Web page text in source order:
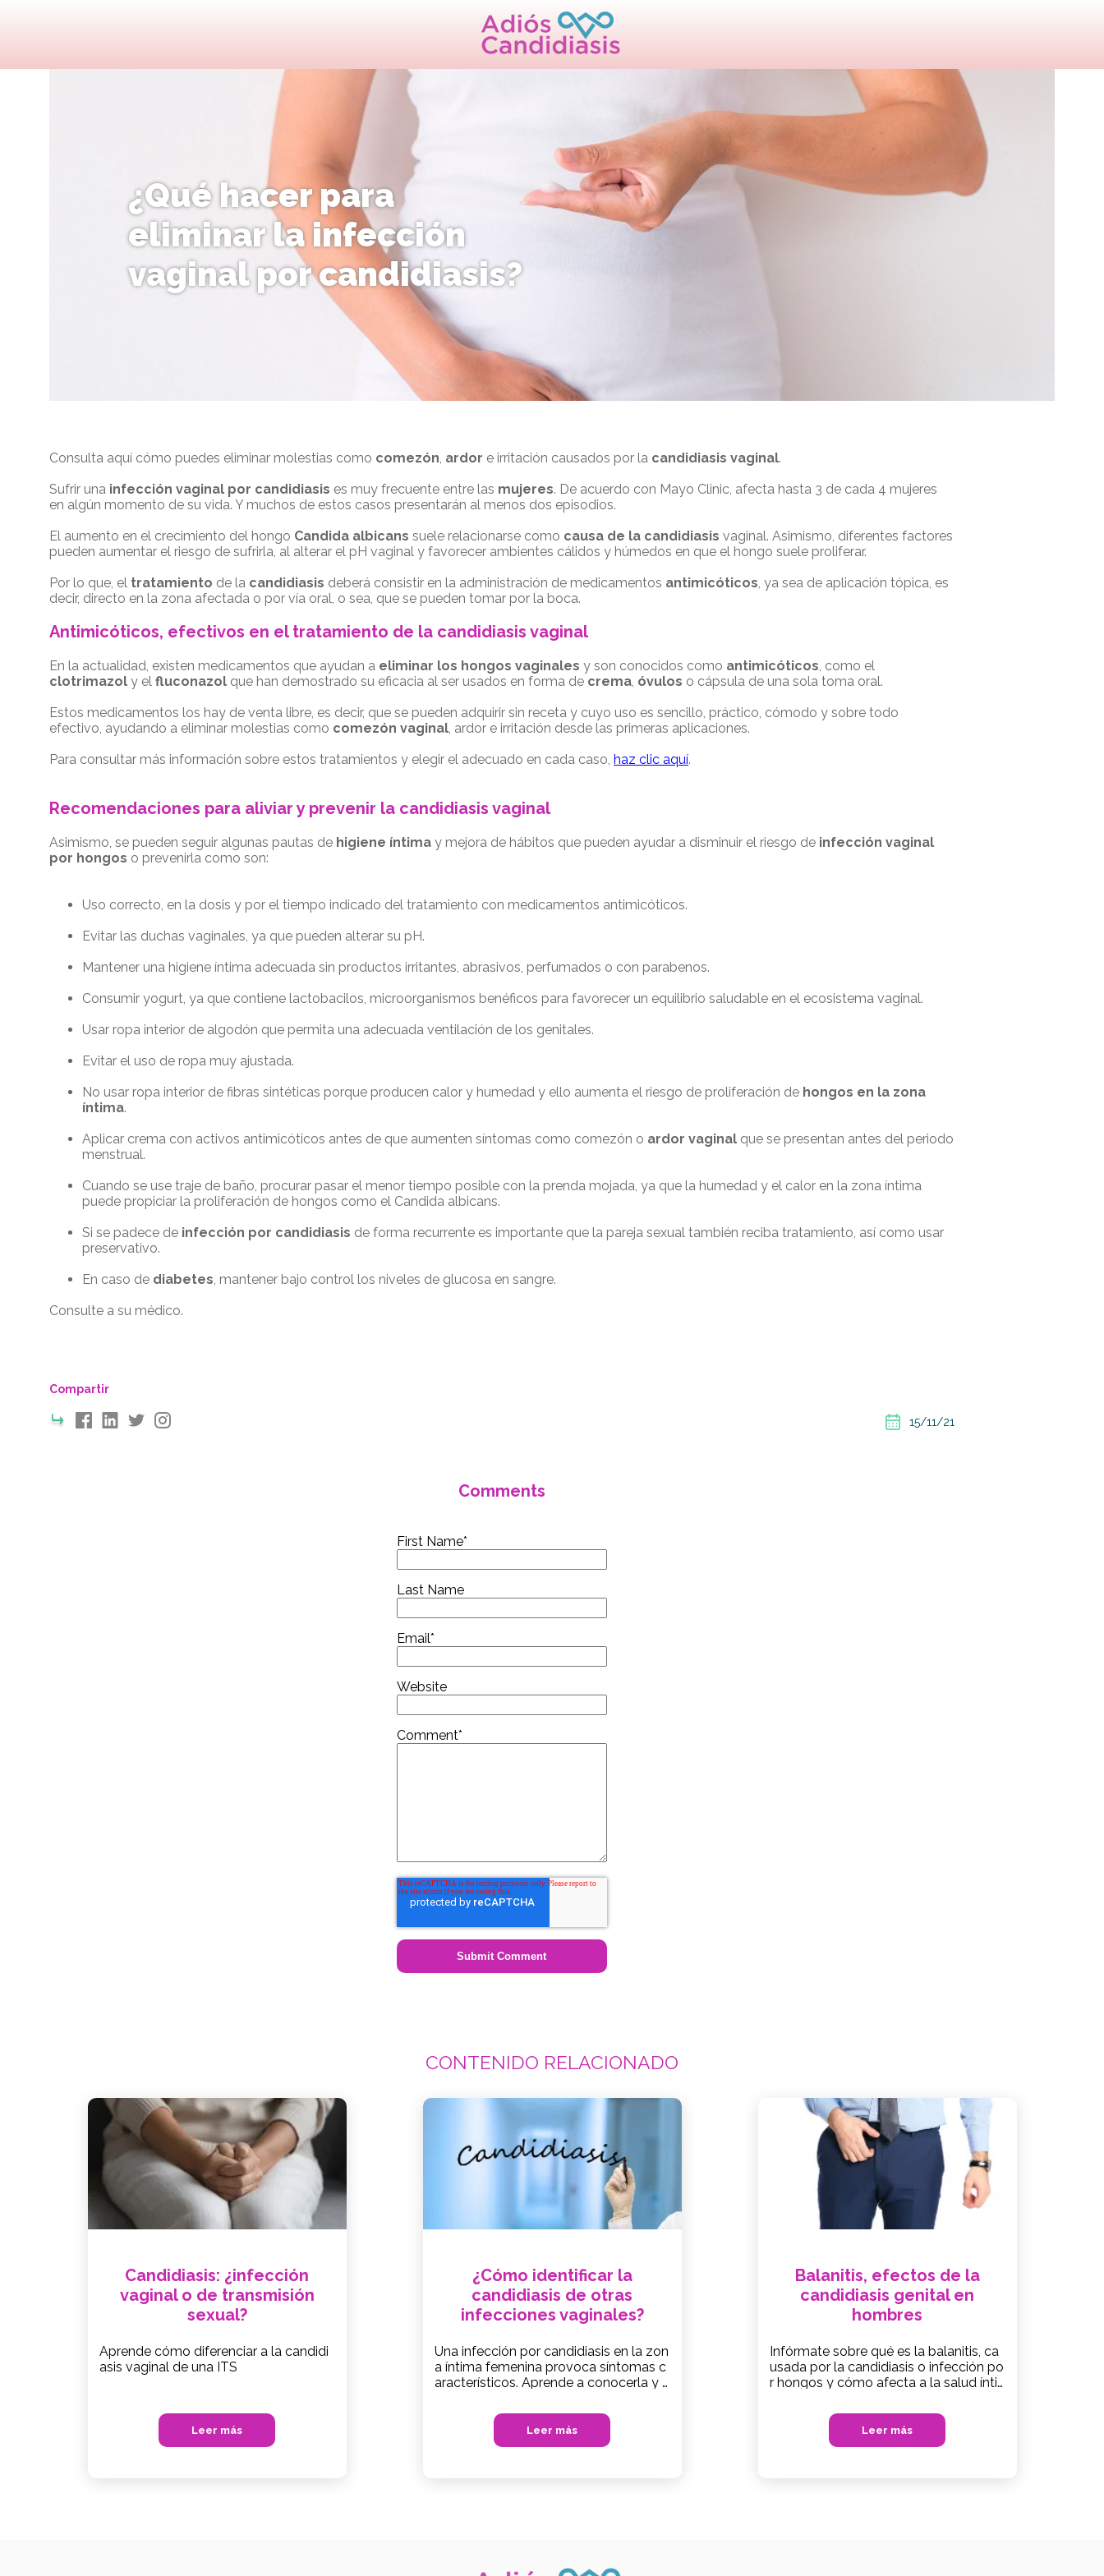
¿Qué hacer para
eliminar la infección
vaginal por candidiasis?
Consulta aquí cómo puedes eliminar molestias como comezón, ardor e irritación causados por la candidiasis vaginal.
Sufrir una infección vaginal por candidiasis es muy frecuente entre las mujeres. De acuerdo con Mayo Clinic, afecta hasta 3 de cada 4 mujeres
en algún momento de su vida. Y muchos de estos casos presentarán al menos dos episodios.
El aumento en el crecimiento del hongo Candida albicans suele relacionarse como causa de la candidiasis vaginal. Asimismo, diferentes factores
pueden aumentar el riesgo de sufrirla, al alterar el pH vaginal y favorecer ambientes cálidos y húmedos en que el hongo suele proliferar.
Por lo que, el tratamiento de la candidiasis deberá consistir en la administración de medicamentos antimicóticos, ya sea de aplicación tópica, es
decir, directo en la zona afectada o por vía oral, o sea, que se pueden tomar por la boca.
Antimicóticos, efectivos en el tratamiento de la candidiasis vaginal
En la actualidad, existen medicamentos que ayudan a eliminar los hongos vaginales y son conocidos como antimicóticos, como el
clotrimazol y el fluconazol que han demostrado su eficacia al ser usados en forma de crema, óvulos o cápsula de una sola toma oral.
Estos medicamentos los hay de venta libre, es decir, que se pueden adquirir sin receta y cuyo uso es sencillo, práctico, cómodo y sobre todo
efectivo, ayudando a eliminar molestias como comezón vaginal, ardor e irritación desde las primeras aplicaciones.
Para consultar más información sobre estos tratamientos y elegir el adecuado en cada caso, haz clic aquí.
Recomendaciones para aliviar y prevenir la candidiasis vaginal
Asimismo, se pueden seguir algunas pautas de higiene íntima y mejora de hábitos que pueden ayudar a disminuir el riesgo de infección vaginal
por hongos o prevenirla como son:
Uso correcto, en la dosis y por el tiempo indicado del tratamiento con medicamentos antimicóticos.
Evitar las duchas vaginales, ya que pueden alterar su pH.
Mantener una higiene íntima adecuada sin productos irritantes, abrasivos, perfumados o con parabenos.
Consumir yogurt, ya que contiene lactobacilos, microorganismos benéficos para favorecer un equilibrio saludable en el ecosistema vaginal.
Usar ropa interior de algodón que permita una adecuada ventilación de los genitales.
Evitar el uso de ropa muy ajustada.
No usar ropa interior de fibras sintéticas porque producen calor y humedad y ello aumenta el riesgo de proliferación de hongos en la zona
íntima.
Aplicar crema con activos antimicóticos antes de que aumenten síntomas como comezón o ardor vaginal que se presentan antes del periodo
menstrual.
Cuando se use traje de baño, procurar pasar el menor tiempo posible con la prenda mojada, ya que la humedad y el calor en la zona íntima
puede propiciar la proliferación de hongos como el Candida albicans.
Si se padece de infección por candidiasis de forma recurrente es importante que la pareja sexual también reciba tratamiento, así como usar
preservativo.
En caso de diabetes, mantener bajo control los niveles de glucosa en sangre.
Consulte a su médico.
Compartir
15/11/21
Comments
First Name*
Last Name
Email*
Website
Comment*
CONTENIDO RELACIONADO
Candidiasis: ¿infección
vaginal o de transmisión
sexual?
Aprende cómo diferenciar a la candidi
asis vaginal de una ITS
Leer más
¿Cómo identificar la
candidiasis de otras
infecciones vaginales?
Una infección por candidiasis en la zon
a íntima femenina provoca síntomas c
aracterísticos. Aprende a conocerla y a
Leer más
Balanitis, efectos de la
candidiasis genital en
hombres
Infórmate sobre qué es la balanitis, ca
usada por la candidiasis o infección po
r hongos y cómo afecta a la salud ínti
Leer más